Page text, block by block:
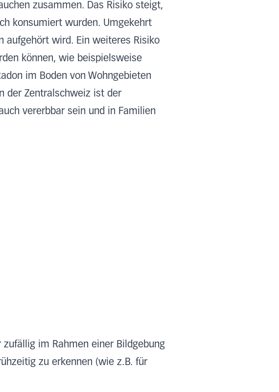
zusammen. Das Risiko steigt,
konsumiert wurden. Umgekehrt
aufgehört wird. Ein weiteres Risiko
können, wie beispielsweise
im Boden von Wohngebieten
der Zentralschweiz ist der
vererbbar sein und in Familien
im Rahmen einer Bildgebung
zu erkennen (wie z.B. für